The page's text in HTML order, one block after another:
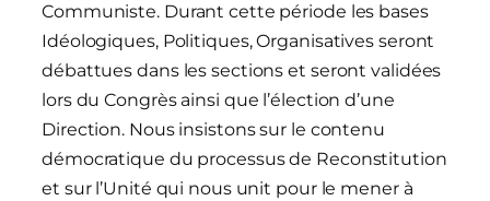
Communiste. Durant cette période les bases
Idéologiques, Politiques, Organisatives seront
débattues dans les sections et seront validées
lors du Congrès ainsi que l’élection d’une
Direction. Nous insistons sur le contenu
démocratique du processus de Reconstitution
et sur l’Unité qui nous unit pour le mener à